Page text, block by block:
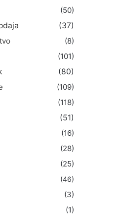
(50)
(37)
(8)
(101)
(80)
(109)
(118)
(51)
(16)
(28)
(25)
(46)
(3)
(1)